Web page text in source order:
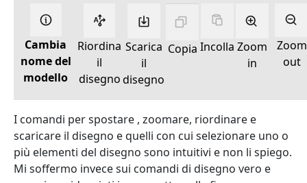
Cambia
nome del
modello
Riordina
il
disegno
Scarica
il
disegno
Copia Incolla Zoom
in
Zoom
out
I comandi per spostare , zoomare, riordinare e
scaricare il disegno e quelli con cui selezionare uno o
più elementi del disegno sono intuitivi e non li spiego.
Mi soffermo invece sui comandi di disegno vero e